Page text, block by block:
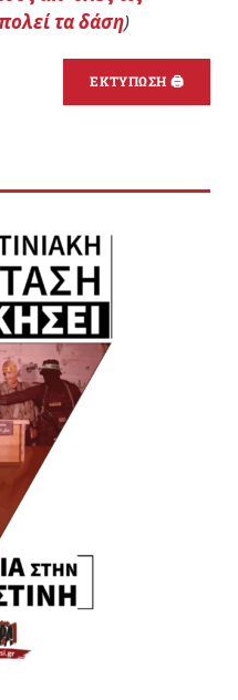
τα δάση)
ΕΚΤΥΠΩΣΗ 🖨